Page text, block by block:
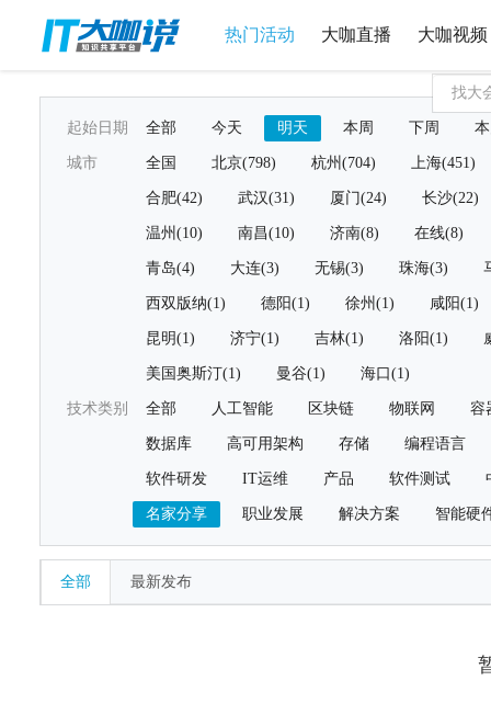
热门活动 大咖直播 大咖视频
起始日期 全部 今天 明天 本周 下周
城市 全国 北京(798) 杭州(704) 上海(451)
合肥(42) 武汉(31) 厦门(24) 长沙(22)
温州(10) 南昌(10) 济南(8) 在线(8)
青岛(4) 大连(3) 无锡(3) 珠海(3)
西双版纳(1) 德阳(1) 徐州(1) 咸阳(1)
昆明(1) 济宁(1) 吉林(1) 洛阳(1)
美国奥斯汀(1) 曼谷(1) 海口(1)
技术类别 全部 人工智能 区块链 物联网 容
数据库 高可用架构 存储 编程语言
软件研发 IT运维 产品 软件测试
名家分享 职业发展 解决方案 智能硬
全部 最新发布